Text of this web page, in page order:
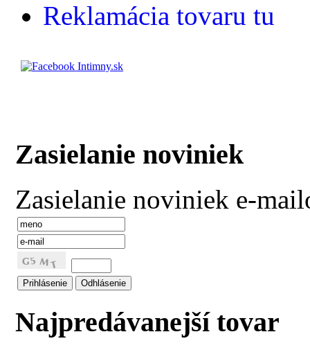
Reklamácia tovaru tu
Zasielanie noviniek
Zasielanie noviniek e-
Najpredávanejší tovar